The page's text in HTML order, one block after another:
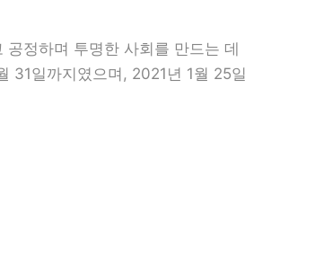
정하며 투명한 사회를 만드는 데
31일까지였으며, 2021년 1월 25일